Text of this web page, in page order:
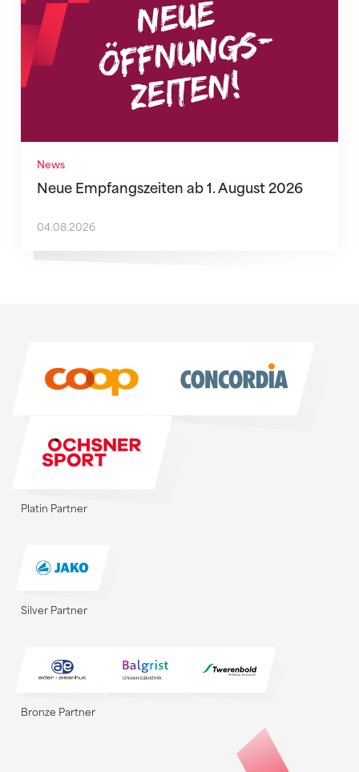
News
Neue Empfangszeiten ab 1. August 2026
04.08.2026
Platin Partner
Silver Partner
Bronze Partner